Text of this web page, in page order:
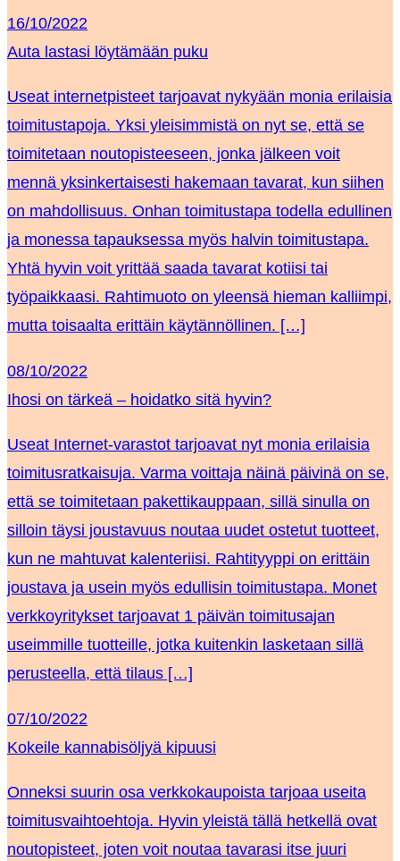
16/10/2022
Auta lastasi löytämään puku
Useat internetpisteet tarjoavat nykyään monia erilaisia
toimitustapoja. Yksi yleisimmistä on nyt se, että se
toimitetaan noutopisteeseen, jonka jälkeen voit
mennä yksinkertaisesti hakemaan tavarat, kun siihen
on mahdollisuus. Onhan toimitustapa todella edullinen
ja monessa tapauksessa myös halvin toimitustapa.
Yhtä hyvin voit yrittää saada tavarat kotiisi tai
työpaikkaasi. Rahtimuoto on yleensä hieman kalliimpi,
mutta toisaalta erittäin käytännöllinen. […]
08/10/2022
Ihosi on tärkeä – hoidatko sitä hyvin?
Useat Internet-varastot tarjoavat nyt monia erilaisia
toimitusratkaisuja. Varma voittaja näinä päivinä on se,
että se toimitetaan pakettikauppaan, sillä sinulla on
silloin täysi joustavuus noutaa uudet ostetut tuotteet,
kun ne mahtuvat kalenteriisi. Rahtityyppi on erittäin
joustava ja usein myös edullisin toimitustapa. Monet
verkkoyritykset tarjoavat 1 päivän toimitusajan
useimmille tuotteille, jotka kuitenkin lasketaan sillä
perusteella, että tilaus […]
07/10/2022
Kokeile kannabisöljyä kipuusi
Onneksi suurin osa verkkokaupoista tarjoaa useita
toimitusvaihtoehtoja. Hyvin yleistä tällä hetkellä ovat
noutopisteet, joten voit noutaa tavarasi itse juuri